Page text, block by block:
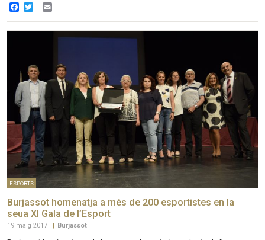
Facebook
Twitter
ESPORTS
Burjassot homenatja a més de 200 esportistes en la
seua XI Gala de l’Esport
19 maig 2017 | Burjassot